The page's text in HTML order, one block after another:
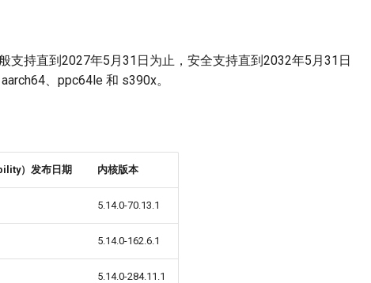
支持直到2027年5月31日为止，安全支持直到2032年5月31日
、ppc64le 和 s390x。
）发布日期 内核版本
5.14.0-70.13.1
5.14.0-162.6.1
5.14.0-284.11.1